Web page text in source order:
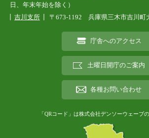
日、年末年始を除く）
吉川支所
〒673-1192 兵庫県三木市吉川町
庁舎へのアクセス
土曜日開庁のご案内
各種お問い合わせ
「QRコード」は株式会社デンソーウェーブ